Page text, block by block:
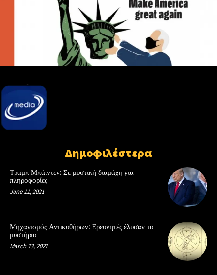
Δημοφιλέστερα
Τραμπ Μπάιντεν: Σε μυστική διαμάχη για
πληροφορίες
June 11, 2021
Μηχανισμός Αντικυθήρων: Ερευνητές έλυσαν το
μυστήριο
March 13, 2021